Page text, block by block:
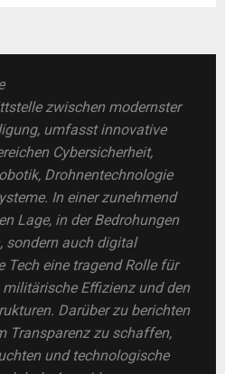
zwischen modernster
umfasst innovative
Cybersicherheit,
Drohnentechnologie
In einer zunehmend
Lage, in der Bedrohungen
sondern auch digital
Tech eine tragend Rolle für
Effizienz und den
Darüber zu berichten
Transparenz zu schaffen,
und technologische